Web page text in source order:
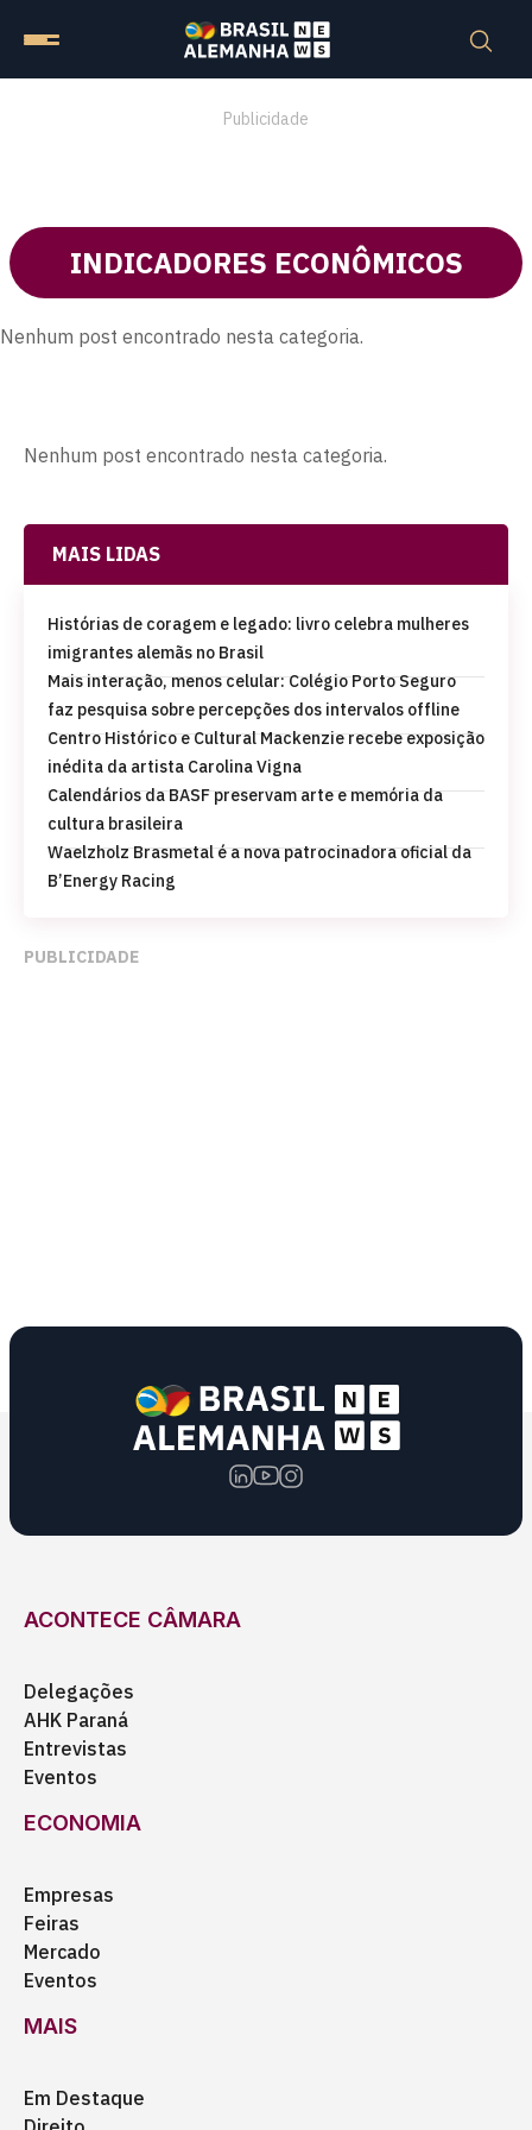
Publicidade
INDICADORES ECONÔMICOS
Nenhum post encontrado nesta categoria.
Nenhum post encontrado nesta categoria.
MAIS LIDAS
Histórias de coragem e legado: livro celebra mulheres
imigrantes alemãs no Brasil
Mais interação, menos celular: Colégio Porto Seguro
faz pesquisa sobre percepções dos intervalos offline
Centro Histórico e Cultural Mackenzie recebe exposição
inédita da artista Carolina Vigna
Calendários da BASF preservam arte e memória da
cultura brasileira
Waelzholz Brasmetal é a nova patrocinadora oficial da
B’Energy Racing
PUBLICIDADE
ACONTECE CÂMARA
Delegações
AHK Paraná
Entrevistas
Eventos
ECONOMIA
Empresas
Feiras
Mercado
Eventos
MAIS
Em Destaque